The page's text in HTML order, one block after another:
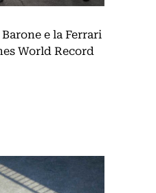
e la Ferrari
World Record